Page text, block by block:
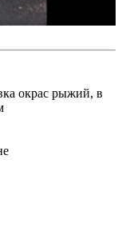
окрас рыжий, в